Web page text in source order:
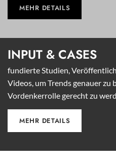
MEHR DETAILS
INPUT & CASES
fundierte Studien,
Videos, um Trends genauer zu
Vordenkerrolle gerecht zu
MEHR DETAILS